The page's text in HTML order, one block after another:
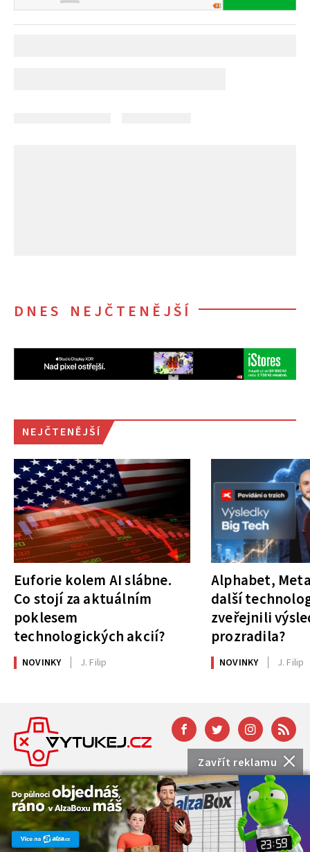
Zavřít reklamu
DNES NEJČTENĚJŠÍ
NEJČTENĚJŠÍ
Euforie kolem AI slábne.
Co stojí za aktuálním
poklesem
technologických akcií?
NOVINKY J. Filip
Alphabet,
další
zveřejnili
prozradila?
NOVINKY J. Filip